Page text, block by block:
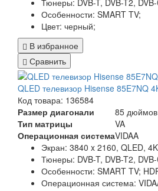
Тюнеры: DVB-T, DVB-T2,
Особенности: SMART TV;
Цвет: черный;
В избранное
Сравнить
QLED телевизор Hisense 85E7NQ
Код товара: 136584
Размер диагонали
85
Тип матрицы
VA
Операционная системаVIDAA
Экран: 3840 x 2160, QLED,
Тюнеры: DVB-T, DVB-T2,
Особенности: SMART TV;
Операционная система: